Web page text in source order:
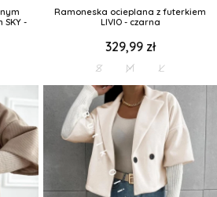
-
Ramoneska ocieplana z futerkiem
LIVIO - czarna
329,99 zł
S M L